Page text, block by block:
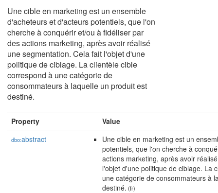
Une cible en marketing est un ensemble
d'acheteurs et d'acteurs potentiels, que l'on
cherche à conquérir et/ou à fidéliser par
des actions marketing, après avoir réalisé
une segmentation. Cela fait l'objet d'une
politique de ciblage. La clientèle cible
correspond à une catégorie de
consommateurs à laquelle un produit est
destiné.
Property Value
dbo:abstract
Une cible en marketing est un
potentiels, que l'on cherche à
actions marketing, après avoir
l'objet d'une politique de ciblage. La
une catégorie de consommateurs à
destiné. (fr)